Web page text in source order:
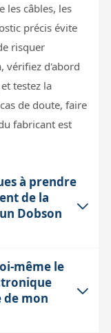
les câbles, les
précis évite
risquer
vérifiez d'abord
testez la
de doute, faire
fabricant est
à prendre
de la
Dobson
nécessite une
branchement
carte mère. La
même le
de mon